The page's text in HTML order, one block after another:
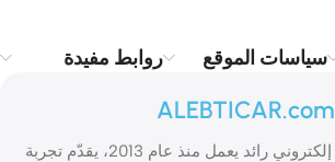
سياسات الموقع روابط مفيدة
ALEBTICAR.com
الابتكار موقع تسوّق إلكتروني رائد يعمل منذ عام 2013، يقدّم تجربة